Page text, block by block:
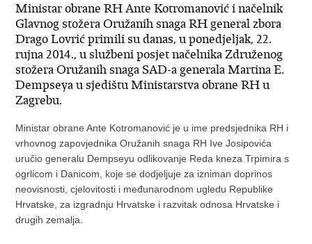
Ministar obrane RH Ante Kotromanović i načelnik
Glavnog stožera Oružanih snaga RH general zbora
Drago Lovrić primili su danas, u ponedjeljak, 22.
rujna 2014., u službeni posjet načelnika Združenog
stožera Oružanih snaga SAD-a generala Martina E.
Dempseya u sjedištu Ministarstva obrane RH u
Zagrebu.
Ministar obrane Ante Kotromanović je u ime predsjednika RH i
vrhovnog zapovjednika Oružanih snaga RH Ive Josipovića
uručio generalu Dempseyu odlikovanje Reda kneza Trpimira s
ogrlicom i Danicom, koje se dodjeljuje za izniman doprinos
neovisnosti, cjelovitosti i međunarodnom ugledu Republike
Hrvatske, za izgradnju Hrvatske i razvitak odnosa Hrvatske i
drugih zemalja.